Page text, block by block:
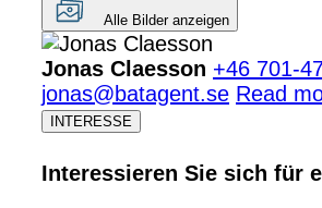
Alle Bilder anzeigen
Jonas Claesson +46 701-
jonas@batagent.se Read
INTERESSE
Interessieren Sie sich für